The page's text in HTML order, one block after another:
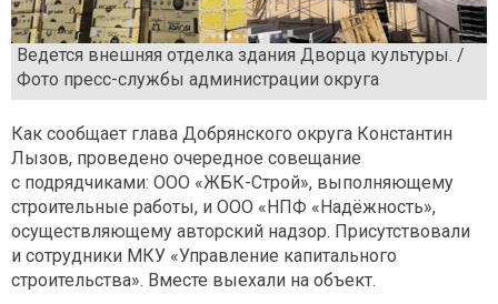
Ведется внешняя отделка здания Дворца культуры. /
Фото пресс-службы администрации округа
Как сообщает глава Добрянского округа Константин
Лызов, проведено очередное совещание
с подрядчиками: ООО «ЖБК-Строй», выполняющему
строительные работы, и ООО «НПФ «Надёжность»,
осуществляющему авторский надзор. Присутствовали
и сотрудники МКУ «Управление капитального
строительства». Вместе выехали на объект.